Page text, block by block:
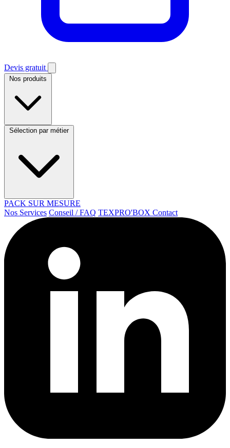
Devis gratuit
Nos produits
Sélection par métier
PACK SUR MESURE
Nos Services Conseil / FAQ TEXPRO'BOX Contact